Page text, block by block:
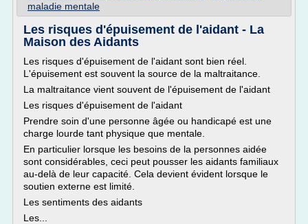
maladie mentale
Les risques d'épuisement de l'aidant - La
Maison des Aidants
Les risques d'épuisement de l'aidant sont bien réel.
L'épuisement est souvent la source de la maltraitance.
La maltraitance vient souvent de l'épuisement de l'aidant
Les risques d'épuisement de l'aidant
Prendre soin d'une personne âgée ou handicapé est une
charge lourde tant physique que mentale.
En particulier lorsque les besoins de la personnes aidée
sont considérables, ceci peut pousser les aidants familiaux
au-delà de leur capacité. Cela devient évident lorsque le
soutien externe est limité.
Les sentiments des aidants
Les...